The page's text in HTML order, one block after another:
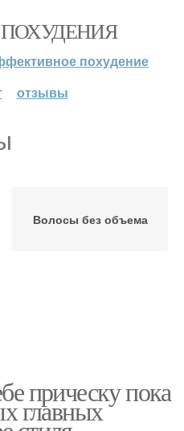
похудение
отзывы
Волосы без объема
прическу пока
главных